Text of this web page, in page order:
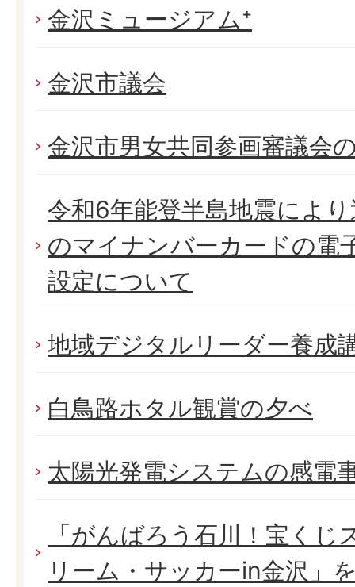
金沢ミュージアム⁺
金沢市議会
金沢市男女共同参画審議会
令和6年能登半島地震によ
のマイナンバーカードの電
設定について
地域デジタルリーダー養成
白鳥路ホタル観賞の夕べ
太陽光発電システムの感電
「がんばろう石川！宝くじ
リーム・サッカーin金沢」